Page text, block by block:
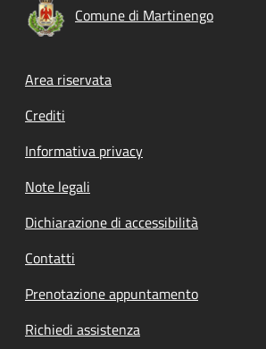
Comune di Martinengo
Footer menu
Area riservata
Crediti
Informativa privacy
Note legali
Dichiarazione di accessibilità
Contatti
Prenotazione appuntamento
Richiedi assistenza